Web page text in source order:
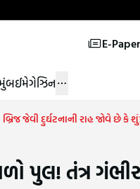
E-Paper
મેગેઝિન
જેવી દુર્ઘટનાની રાહ જોવે છે કે
પુલ! તંત્ર